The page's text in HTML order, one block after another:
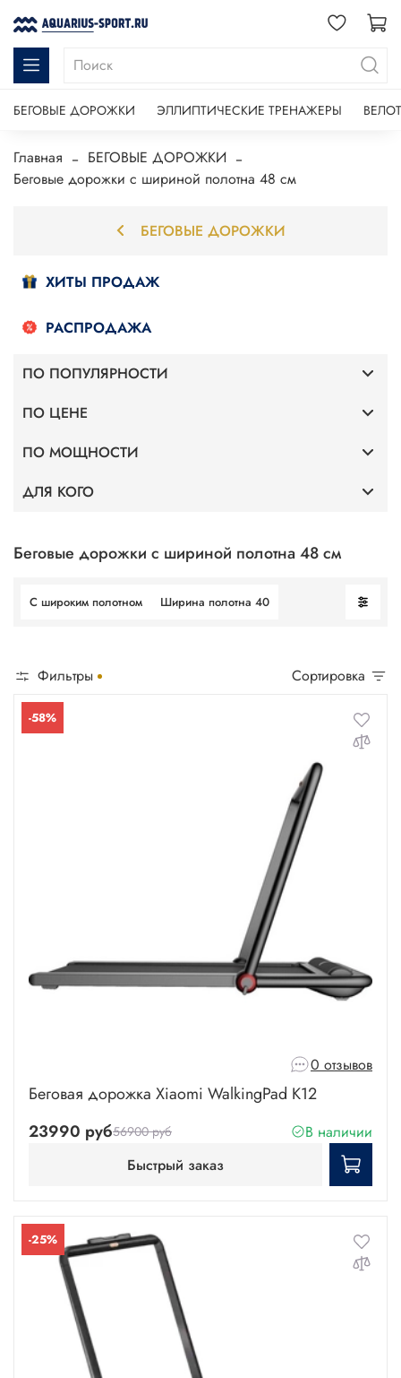
БЕГОВЫЕ ДОРОЖКИ ЭЛЛИПТИЧЕСКИЕ ТРЕНАЖЕРЫ
Главная
БЕГОВЫЕ ДОРОЖКИ
Беговые дорожки с шириной полотна 48 см
Беговые дорожки с шириной полотна 48 см
С широким полотном Ширина полотна 40
Фильтры Сортировка
-58%
0 отзывов
Беговая дорожка Xiaomi WalkingPad K12
23990 руб56900 руб
В наличии
Быстрый заказ
-25%
БЕГОВЫЕ ДОРОЖКИ
ХИТЫ ПРОДАЖ
РАСПРОДАЖА
ПО ПОПУЛЯРНОСТИ
Премиум
Тонкие
Для дома
Без поручней
ПО ЦЕНЕ
До 40 000
До 75 000
ПО МОЩНОСТИ
Мощность 2 л.с.
ДЛЯ КОГО